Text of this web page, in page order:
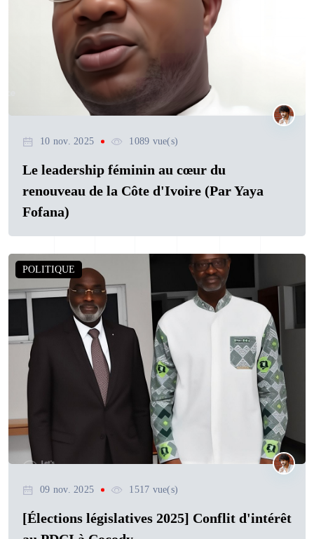
10 nov. 2025 1089 vue(s)
Le leadership féminin au cœur du
renouveau de la Côte d'Ivoire (Par Yaya
Fofana)
POLITIQUE
09 nov. 2025 1517 vue(s)
[Élections législatives 2025] Conflit d'intérêt